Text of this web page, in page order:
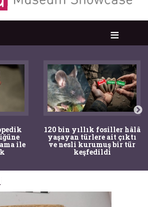
ile
120 bin yıllık fosiller hâlâ
yaşayan türlere ait çıktı
ve nesli kurumuş bir tür
keşfedildi